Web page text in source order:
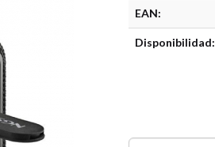
EAN:
Disponibilidad: